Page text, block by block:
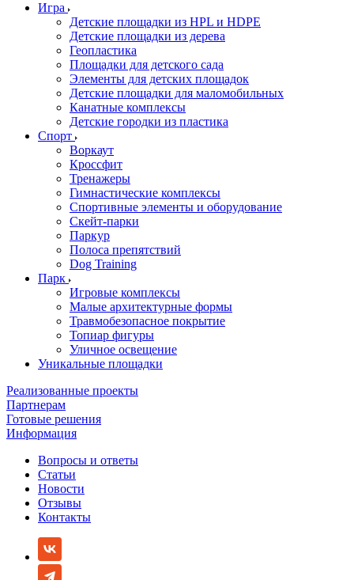
Игра
Детские площадки из HPL и HDPE
Детские площадки из дерева
Геопластика
Площадки для детского сада
Элементы для детских площадок
Детские площадки для маломобильных
Канатные комплексы
Детские городки из пластика
Спорт
Воркаут
Кроссфит
Тренажеры
Гимнастические комплексы
Спортивные элементы и оборудование
Скейт-парки
Паркур
Полоса препятствий
Dog Training
Парк
Игровые комплексы
Малые архитектурные формы
Травмобезопасное покрытие
Топиар фигуры
Уличное освещение
Уникальные площадки
Реализованные проекты
Партнерам
Готовые решения
Информация
Вопросы и ответы
Статьи
Новости
Отзывы
Контакты